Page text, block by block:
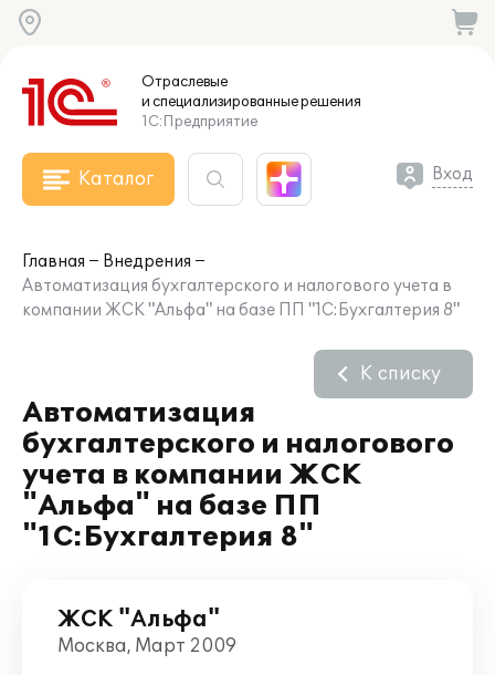
Отраслевые
и специализированныерешения
1С:Предприятие
Каталог Вход
Главная
Внедрения
Автоматизация бухгалтерского и налогового учета в
компании ЖСК "Альфа" на базе ПП "1С:Бухгалтерия 8"
Автоматизация
бухгалтерского и налогового
учета в компании ЖСК
"Альфа" на базе ПП
"1С:Бухгалтерия 8"
К списку
ЖСК "Альфа"
Москва, Март 2009